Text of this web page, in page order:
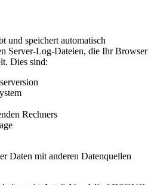
und speichert automatisch
Server-Log-Dateien, die Ihr Browser
Dies sind:
Rechners
Daten mit anderen Datenquellen